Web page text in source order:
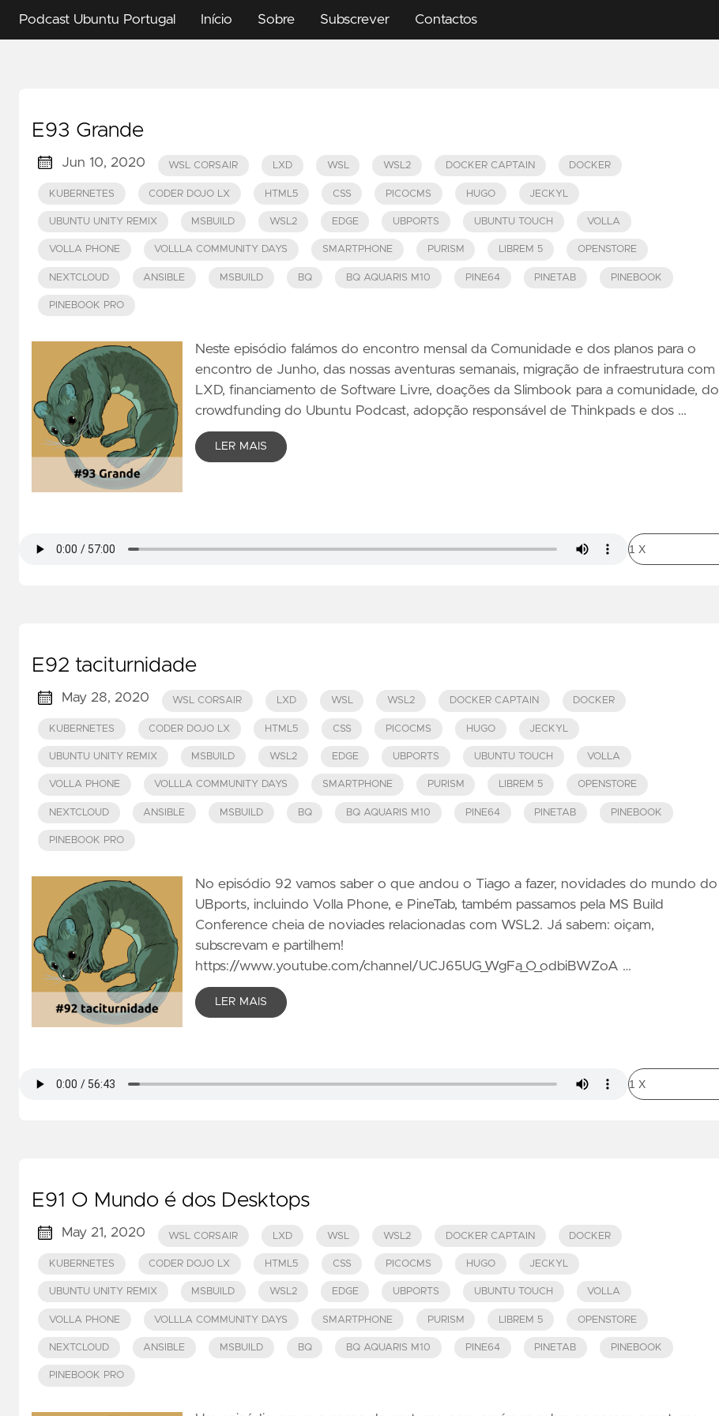
Podcast Ubuntu Portugal Início Sobre Subscrever Contactos
E93 Grande
Jun 10, 2020 WSL CORSAIR LXD WSL WSL2 DOCKER CAPTAIN DOCKER
KUBERNETES CODER DOJO LX HTML5 CSS PICOCMS HUGO JECKYL
UBUNTU UNITY REMIX MSBUILD WSL2 EDGE UBPORTS UBUNTU TOUCH VOLLA
VOLLA PHONE VOLLLA COMMUNITY DAYS SMARTPHONE PURISM LIBREM 5 OPENSTORE
NEXTCLOUD ANSIBLE MSBUILD BQ BQ AQUARIS M10 PINE64 PINETAB PINEBOOK
PINEBOOK PRO
Neste episódio falámos do encontro mensal da Comunidade e dos planos para o
encontro de Junho, das nossas aventuras semanais, migração de infraestrutura com
LXD, financiamento de Software Livre, doações da Slimbook para a comunidade, do
crowdfunding do Ubuntu Podcast, adopção responsável de Thinkpads e dos …
LER MAIS
E92 taciturnidade
May 28, 2020 WSL CORSAIR LXD WSL WSL2 DOCKER CAPTAIN DOCKER
KUBERNETES CODER DOJO LX HTML5 CSS PICOCMS HUGO JECKYL
UBUNTU UNITY REMIX MSBUILD WSL2 EDGE UBPORTS UBUNTU TOUCH VOLLA
VOLLA PHONE VOLLLA COMMUNITY DAYS SMARTPHONE PURISM LIBREM 5 OPENSTORE
NEXTCLOUD ANSIBLE MSBUILD BQ BQ AQUARIS M10 PINE64 PINETAB PINEBOOK
PINEBOOK PRO
No episódio 92 vamos saber o que andou o Tiago a fazer, novidades do mundo do
UBports, incluindo Volla Phone, e PineTab, também passamos pela MS Build
Conference cheia de noviades relacionadas com WSL2. Já sabem: oiçam,
subscrevam e partilhem!
https://www.youtube.com/channel/UCJ65UG_WgFa_O_odbiBWZoA …
LER MAIS
E91 O Mundo é dos Desktops
May 21, 2020 WSL CORSAIR LXD WSL WSL2 DOCKER CAPTAIN DOCKER
KUBERNETES CODER DOJO LX HTML5 CSS PICOCMS HUGO JECKYL
UBUNTU UNITY REMIX MSBUILD WSL2 EDGE UBPORTS UBUNTU TOUCH VOLLA
VOLLA PHONE VOLLLA COMMUNITY DAYS SMARTPHONE PURISM LIBREM 5 OPENSTORE
NEXTCLOUD ANSIBLE MSBUILD BQ BQ AQUARIS M10 PINE64 PINETAB PINEBOOK
PINEBOOK PRO